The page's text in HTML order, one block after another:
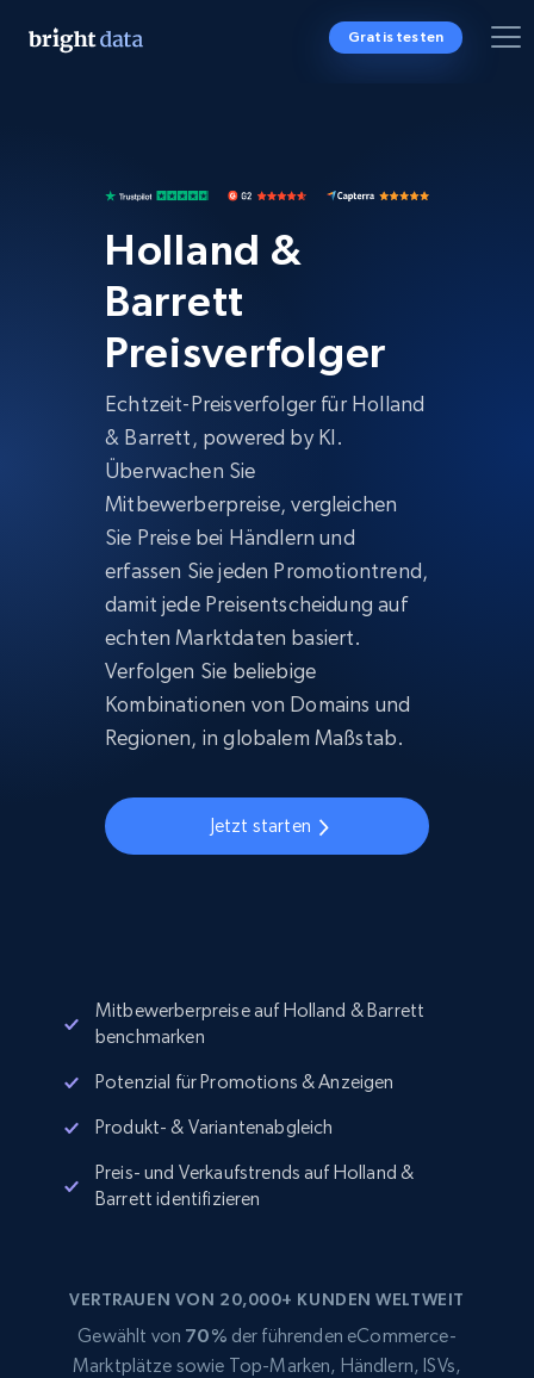
Gratis testen
Holland &
Barrett
Preisverfolger
Echtzeit-Preisverfolger für Holland
& Barrett, powered by KI.
Überwachen Sie
Mitbewerberpreise, vergleichen
Sie Preise bei Händlern und
erfassen Sie jeden Promotiontrend,
damit jede Preisentscheidung auf
echten Marktdaten basiert.
Verfolgen Sie beliebige
Kombinationen von Domains und
Regionen, in globalem Maßstab.
Jetzt starten
Mitbewerberpreise auf Holland & Barrett
benchmarken
Potenzial für Promotions & Anzeigen
Produkt- & Variantenabgleich
Preis- und Verkaufstrends auf Holland &
Barrett identifizieren
VERTRAUEN VON 20,000+ KUNDEN WELTWEIT
Gewählt von 70% der führenden eCommerce-
Marktplätze sowie Top-Marken, Händlern, ISVs,